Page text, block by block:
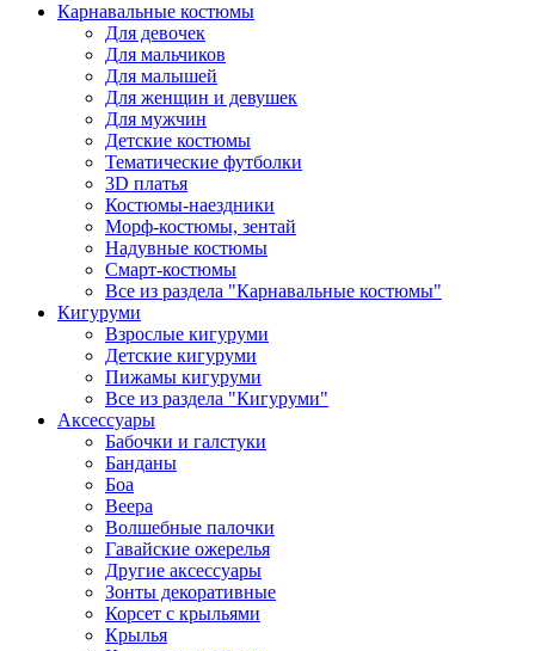
Карнавальные костюмы
Для девочек
Для мальчиков
Для малышей
Для женщин и девушек
Для мужчин
Детские костюмы
Тематические футболки
3D платья
Костюмы-наездники
Морф-костюмы, зентай
Надувные костюмы
Смарт-костюмы
Все из раздела "Карнавальные костюмы"
Кигуруми
Взрослые кигуруми
Детские кигуруми
Пижамы кигуруми
Все из раздела "Кигуруми"
Аксессуары
Бабочки и галстуки
Банданы
Боа
Веера
Волшебные палочки
Гавайские ожерелья
Другие аксессуары
Зонты декоративные
Корсет с крыльями
Крылья